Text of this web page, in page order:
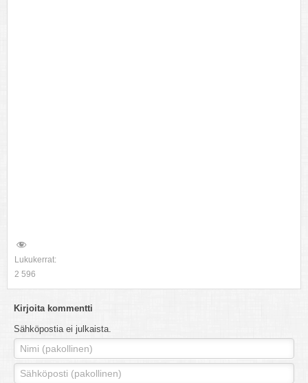
Lukukerrat:
2 596
Kirjoita kommentti
Sähköpostia ei julkaista.
Nimi (pakollinen)
Sähköposti (pakollinen)